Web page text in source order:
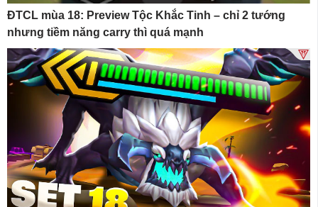
ĐTCL mùa 18: Preview Tộc Khắc Tinh – chỉ 2 tướng
nhưng tiềm năng carry thì quá mạnh